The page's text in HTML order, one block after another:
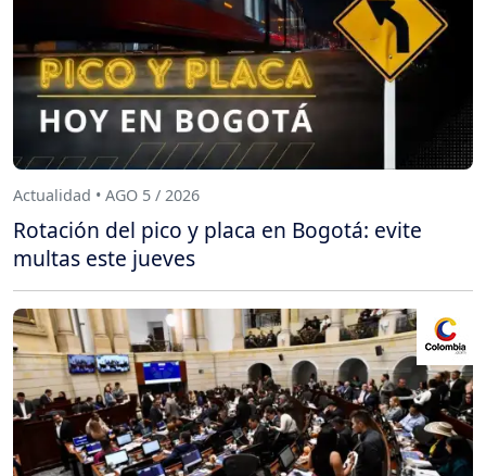
Actualidad • AGO 5 / 2026
Rotación del pico y placa en Bogotá: evite
multas este jueves